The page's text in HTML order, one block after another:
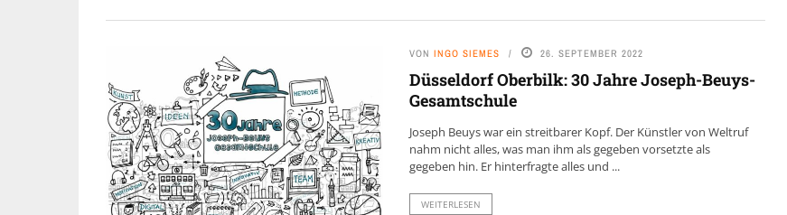
VON INGO SIEMES 26. SEPTEMBER 2022
Düsseldorf Oberbilk: 30 Jahre Joseph-Beuys-
Gesamtschule
Joseph Beuys war ein streitbarer Kopf. Der Künstler von Weltruf
nahm nicht alles, was man ihm als gegeben vorsetzte als
gegeben hin. Er hinterfragte alles und ...
WEITERLESEN